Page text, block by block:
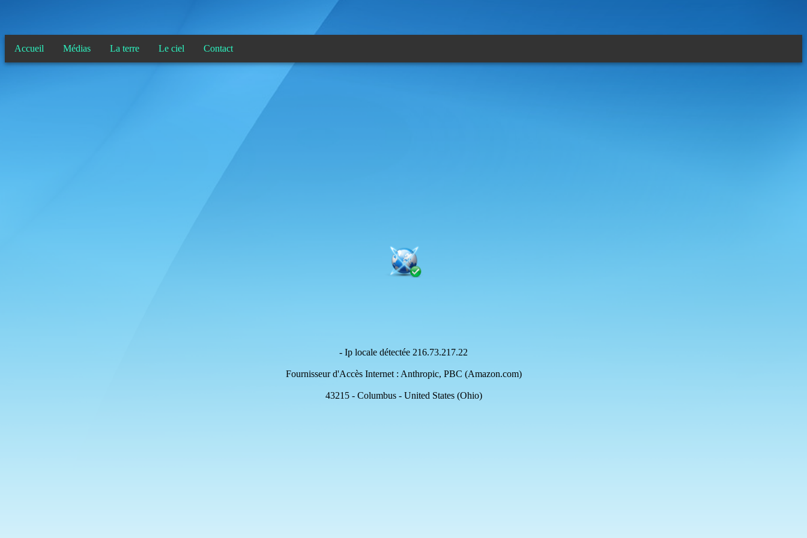
Accueil Médias La terre Le ciel Contact
- Ip locale détectée 216.73.217.22
Fournisseur d'Accès Internet : Anthropic, PBC (Amazon.com)
43215 - Columbus - United States (Ohio)